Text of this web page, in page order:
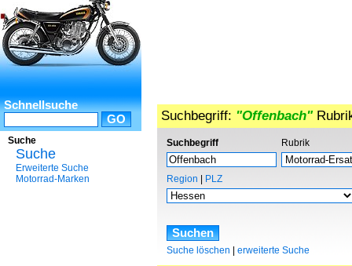
Schnellsuche
Suche
Suche
Erweiterte Suche
Motorrad-Marken
Suchbegriff: "Offenbach"
Suchbegriff Rubrik
Region PLZ
Suche löschen erweiterte Suche